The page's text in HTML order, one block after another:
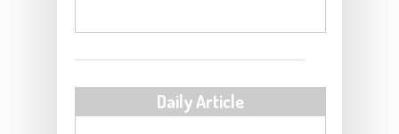
Daily Article